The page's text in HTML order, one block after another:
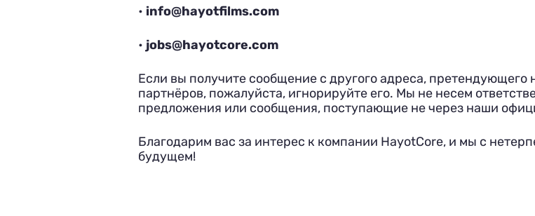
• info@hayotfilms.com
• jobs@hayotcore.com
Если вы получите сообщение с другого адреса,
партнёров, пожалуйста, игнорируйте его. Мы не несем
предложения или сообщения, поступающие не через наши
Благодарим вас за интерес к компании HayotCore, и мы с
будущем!